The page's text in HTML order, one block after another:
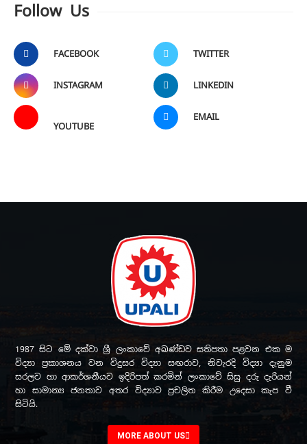
Follow Us
FACEBOOK TWITTER
INSTAGRAM LINKEDIN
YOUTUBE
EMAIL
1987 සිට මේ දක්වා ශ්‍රී ලංකාවේ අඛණ්ඩව සතිපතා පළවන එක ම
විද්‍යා ප්‍රකාශනය වන විදුසර විද්‍යා සඟරාව, නිවැරදි විද්‍යා දැනුම
සරලව හා ආකර්ශනීයව ඉදිරිපත් කරමින් ලංකාවේ සිසු දරු දැරියන්
හා සාමාන්‍ය ජනතාව අතර විද්‍යාව ප්‍රචලිත කිරීම උදෙසා කැප වී
සිටියි.
MORE ABOUT US